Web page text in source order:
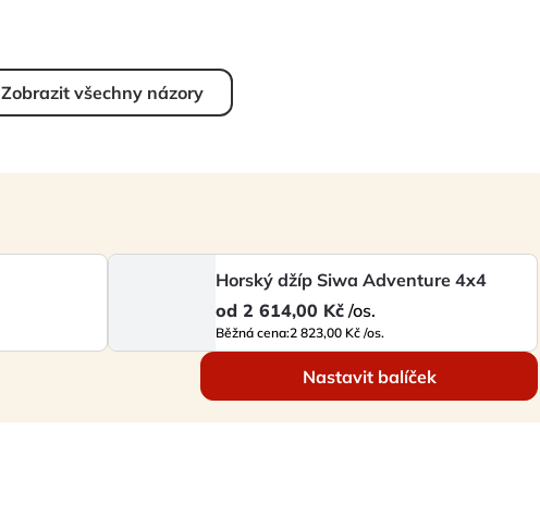
Zobrazit všechny názory
Horský džíp Siwa Adventure 4x4
od 2 614,00 Kč /os.
Běžná cena:2 823,00 Kč /os.
Nastavit balíček